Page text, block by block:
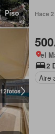
Piso Hace
12fotos
el
2
Aire